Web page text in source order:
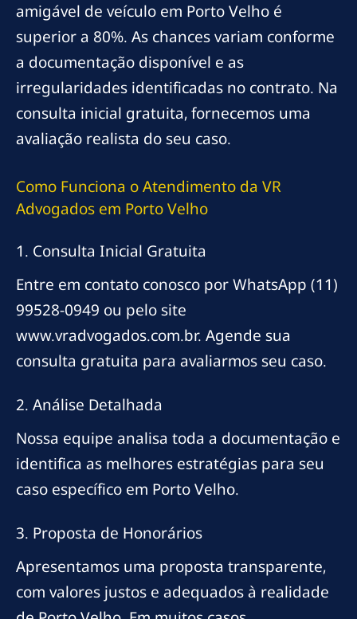
amigável de veículo em Porto Velho é
superior a 80%. As chances variam conforme
a documentação disponível e as
irregularidades identificadas no contrato. Na
consulta inicial gratuita, fornecemos uma
avaliação realista do seu caso.
Como Funciona o Atendimento da VR
Advogados em Porto Velho
1. Consulta Inicial Gratuita
Entre em contato conosco por WhatsApp (11)
99528-0949 ou pelo site
www.vradvogados.com.br. Agende sua
consulta gratuita para avaliarmos seu caso.
2. Análise Detalhada
Nossa equipe analisa toda a documentação e
identifica as melhores estratégias para seu
caso específico em Porto Velho.
3. Proposta de Honorários
Apresentamos uma proposta transparente,
com valores justos e adequados à realidade